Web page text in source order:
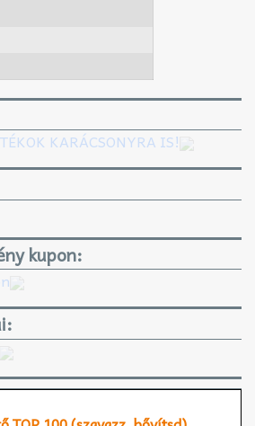
KARÁCSONYRA IS!
kupon: